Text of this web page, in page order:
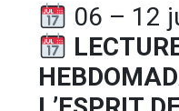
06 – 12